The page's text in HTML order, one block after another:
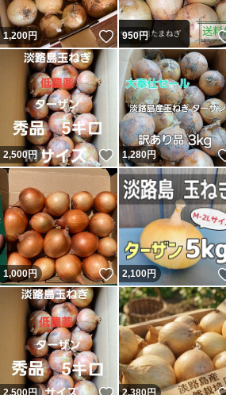
1,200円 いいね！
950円
2,500円 いいね！
1,280円
1,000円 いいね！
2,100円